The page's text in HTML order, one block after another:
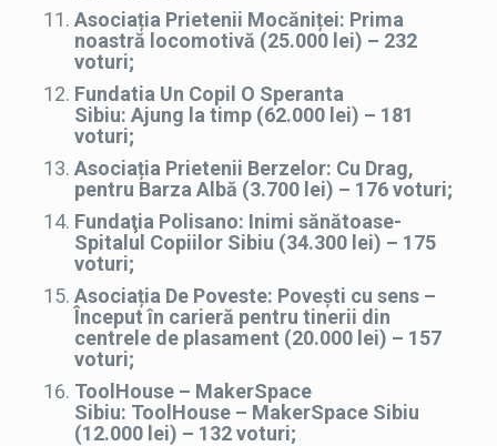
Asociația Prietenii Mocăniței: Prima
noastră locomotivă (25.000 lei) – 232
voturi;
Fundatia Un Copil O Speranta
Sibiu: Ajung la timp (62.000 lei) – 181
voturi;
Asociația Prietenii Berzelor: Cu Drag,
pentru Barza Albă (3.700 lei) – 176 voturi;
Fundaţia Polisano: Inimi sănătoase-
Spitalul Copiilor Sibiu (34.300 lei) – 175
voturi;
Asociația De Poveste: Povești cu sens –
Început în carieră pentru tinerii din
centrele de plasament (20.000 lei) – 157
voturi;
ToolHouse – MakerSpace
Sibiu: ToolHouse – MakerSpace Sibiu
(12.000 lei) – 132 voturi;